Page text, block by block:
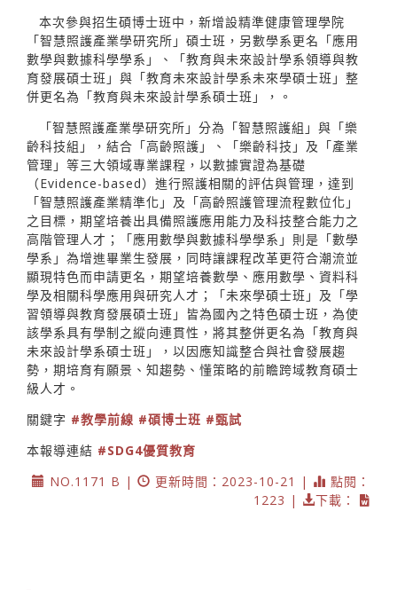
本次參與招生碩博士班中，新增設精準健康管理學院
「智慧照護產業學研究所」碩士班，另數學系更名「應用
數學與數據科學學系」、「教育與未來設計學系領導與教
育發展碩士班」與「教育未來設計學系未來學碩士班」整
併更名為「教育與未來設計學系碩士班」，。
「智慧照護產業學研究所」分為「智慧照護組」與「樂
齡科技組」，結合「高齡照護」、「樂齡科技」及「產業
管理」等三大領域專業課程，以數據實證為基礎
（Evidence-based）進行照護相關的評估與管理，達到
「智慧照護產業精準化」及「高齡照護管理流程數位化」
之目標，期望培養出具備照護應用能力及科技整合能力之
高階管理人才；「應用數學與數據科學學系」則是「數學
學系」為增進畢業生發展，同時讓課程改革更符合潮流並
顯現特色而申請更名，期望培養數學、應用數學、資料科
學及相關科學應用與研究人才；「未來學碩士班」及「學
習領導與教育發展碩士班」皆為國內之特色碩士班，為使
該學系具有學制之縱向連貫性，將其整併更名為「教育與
未來設計學系碩士班」，以因應知識整合與社會發展趨
勢，期培育有願景、知趨勢、懂策略的前瞻跨域教育碩士
級人才。
關鍵字 #教學前線 #碩博士班 #甄試
本報導連結 #SDG4優質教育
NO.1171 B |
更新時間：2023-10-21 |
點閱：
1223 |
下載：